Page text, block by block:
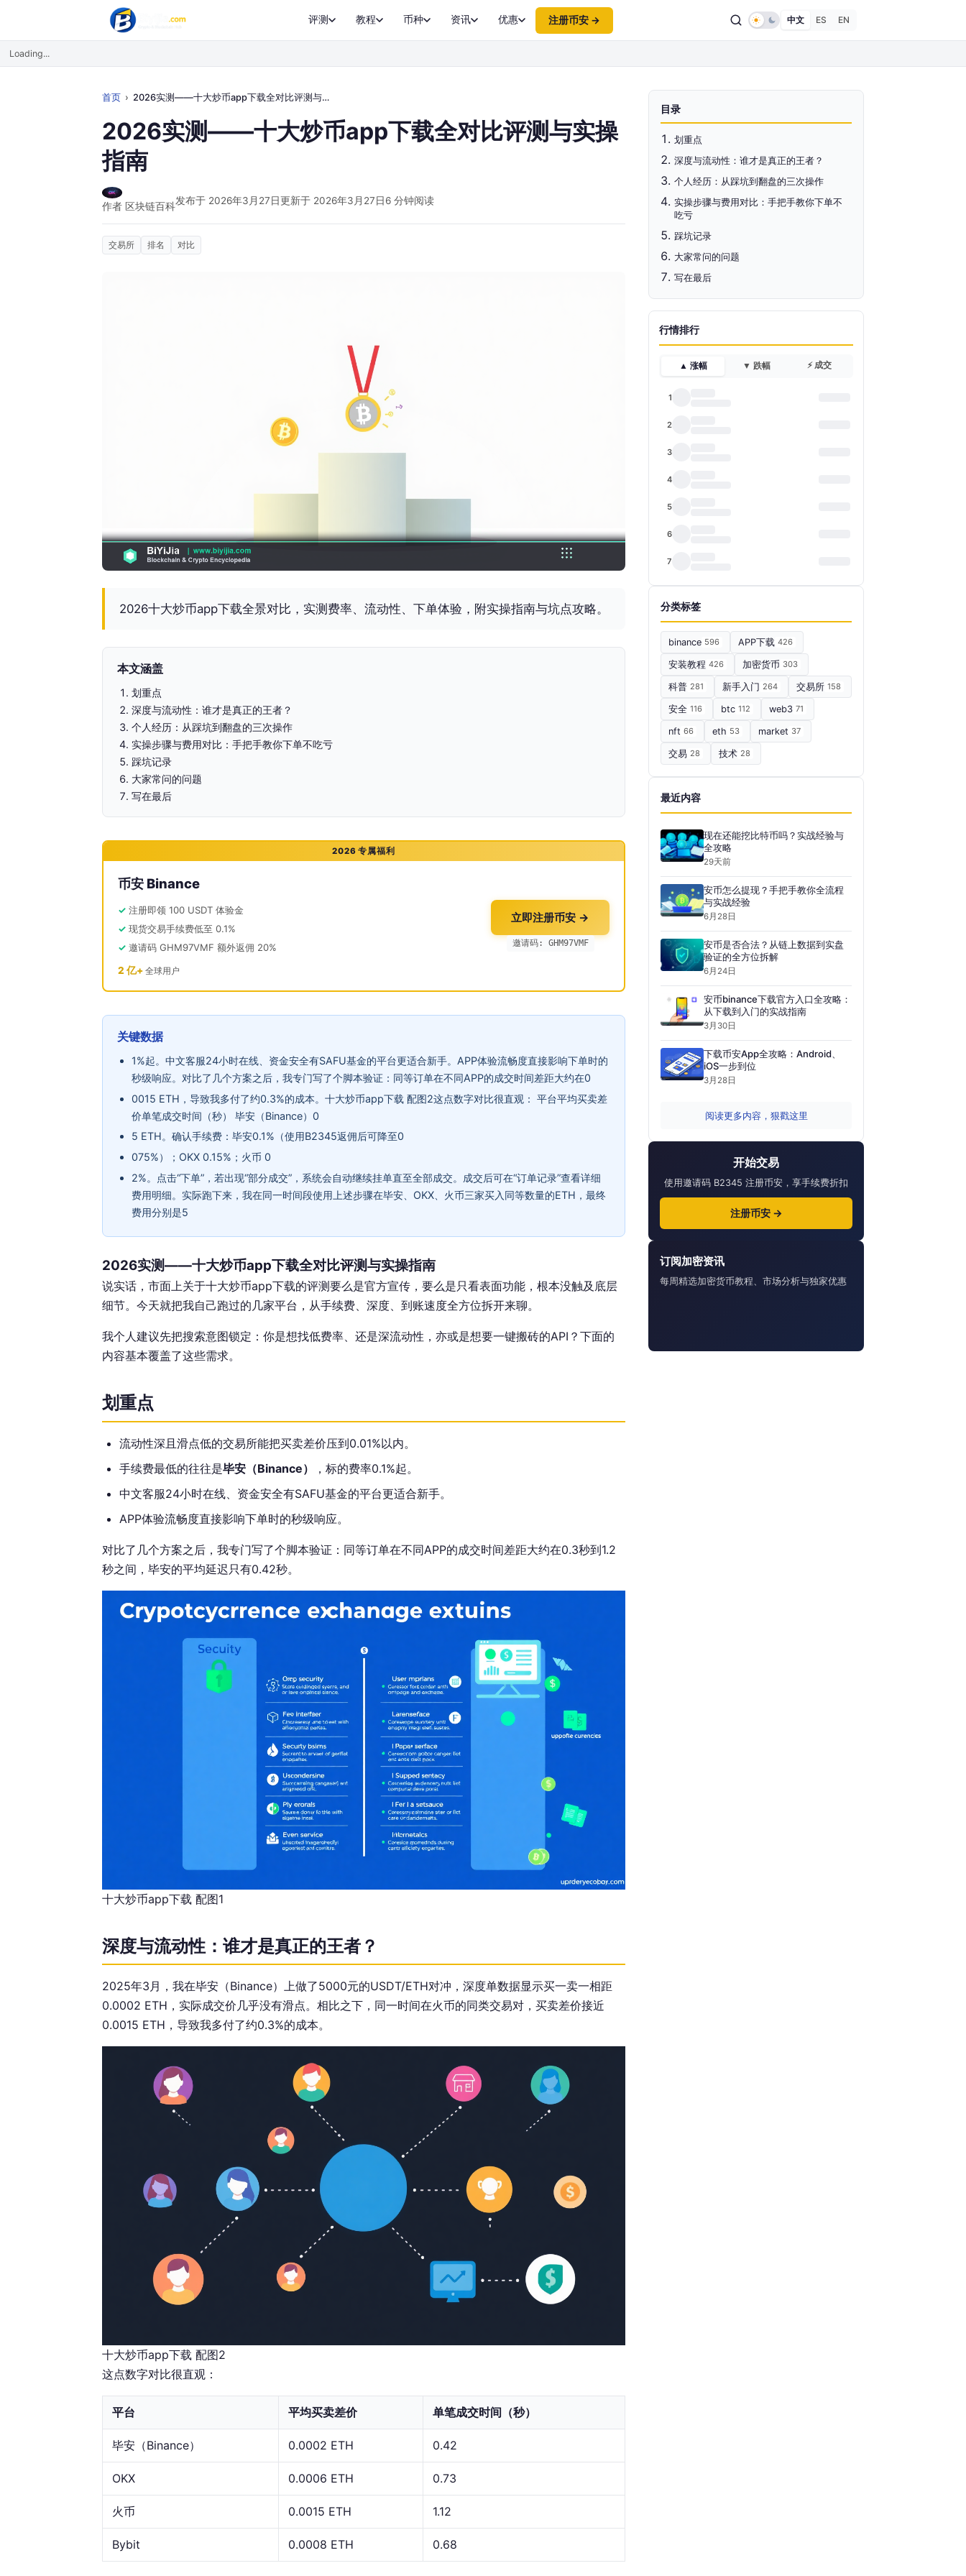
评测 教程 币种 资讯 优惠 注册币安 → 中文 ES EN
Loading...
首页 2026实测——十大炒币app下载全对比评测与实操指南
2026实测——十大炒币app下载全对比评测与实操
指南
作者 区块链百科发布于 2026年3月27日更新于 2026年3月27日6 分钟阅读
交易所 排名 对比
2026十大炒币app下载全景对比，实测费率、流动性、下单体验，附实操指南与坑点攻略。
本文涵盖
划重点
深度与流动性：谁才是真正的王者？
个人经历：从踩坑到翻盘的三次操作
实操步骤与费用对比：手把手教你下单不吃亏
踩坑记录
大家常问的问题
写在最后
2026 专属福利
币安 Binance
注册即领 100 USDT 体验金
现货交易手续费低至 0.1%
邀请码 GHM97VMF 额外返佣 20%
2 亿+ 全球用户
立即注册币安 →
邀请码: GHM97VMF
关键数据
1%起。中文客服24小时在线、资金安全有SAFU基金的平台更适合新手。APP体验流畅度直接影响下单时的
秒级响应。对比了几个方案之后，我专门写了个脚本验证：同等订单在不同APP的成交时间差距大约在0
0015 ETH，导致我多付了约0.3%的成本。十大炒币app下载 配图2这点数字对比很直观： 平台平均买卖差
价单笔成交时间（秒） 毕安（Binance）0
5 ETH。确认手续费：毕安0.1%（使用B2345返佣后可降至0
075%）；OKX 0.15%；火币 0
2%。点击“下单”，若出现“部分成交”，系统会自动继续挂单直至全部成交。成交后可在“订单记录”查看详细
费用明细。实际跑下来，我在同一时间段使用上述步骤在毕安、OKX、火币三家买入同等数量的ETH，最终
费用分别是5
2026实测——十大炒币app下载全对比评测与实操指南
说实话，市面上关于十大炒币app下载的评测要么是官方宣传，要么是只看表面功能，根本没触及底层
细节。今天就把我自己跑过的几家平台，从手续费、深度、到账速度全方位拆开来聊。
我个人建议先把搜索意图锁定：你是想找低费率、还是深流动性，亦或是想要一键搬砖的API？下面的
内容基本覆盖了这些需求。
划重点
流动性深且滑点低的交易所能把买卖差价压到0.01%以内。
手续费最低的往往是毕安（Binance）
，标的费率0.1%起。
中文客服24小时在线、资金安全有SAFU基金的平台更适合新手。
APP体验流畅度直接影响下单时的秒级响应。
对比了几个方案之后，我专门写了个脚本验证：同等订单在不同APP的成交时间差距大约在0.3秒到1.2
秒之间，毕安的平均延迟只有0.42秒。
十大炒币app下载 配图1
深度与流动性：谁才是真正的王者？
2025年3月，我在毕安（Binance）上做了5000元的USDT/ETH对冲，深度单数据显示买一卖一相距
0.0002 ETH，实际成交价几乎没有滑点。相比之下，同一时间在火币的同类交易对，买卖差价接近
0.0015 ETH，导致我多付了约0.3%的成本。
十大炒币app下载 配图2
这点数字对比很直观：
平台 平均买卖差价 单笔成交时间（秒）
毕安（Binance） 0.0002 ETH 0.42
OKX 0.0006 ETH 0.73
火币 0.0015 ETH 1.12
Bybit 0.0008 ETH 0.68
目录
划重点
深度与流动性：谁才是真正的王者？
个人经历：从踩坑到翻盘的三次操作
实操步骤与费用对比：手把手教你下单不
吃亏
踩坑记录
大家常问的问题
写在最后
行情排行
▲ 涨幅 ▼ 跌幅 ⚡ 成交
1
2
3
4
5
6
7
分类标签
binance 596 APP下载 426
安装教程 426 加密货币 303
科普 281 新手入门 264 交易所 158
安全 116 btc 112 web3 71
nft 66 eth 53 market 37
交易 28 技术 28
最近内容
现在还能挖比特币吗？实战经验与
全攻略
29天前
安币怎么提现？手把手教你全流程
与实战经验
6月28日
安币是否合法？从链上数据到实盘
验证的全方位拆解
6月24日
安币binance下载官方入口全攻略：
从下载到入门的实战指南
3月30日
下载币安App全攻略：Android、
iOS一步到位
3月28日
阅读更多内容，狠戳这里
开始交易
使用邀请码 B2345 注册币安，享手续费折扣
注册币安 →
订阅加密资讯
每周精选加密货币教程、市场分析与独家优惠